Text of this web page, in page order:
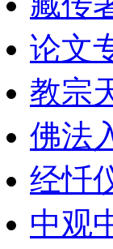
论文
教宗
佛法
经忏
中观